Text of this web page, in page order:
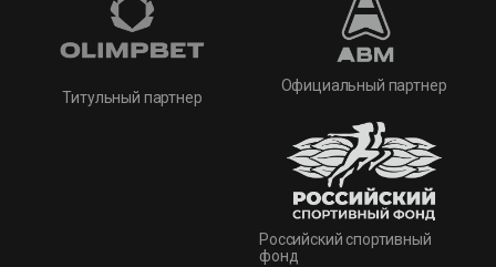
Титульный партнер
Официальный партнер
Российский спортивный
фонд